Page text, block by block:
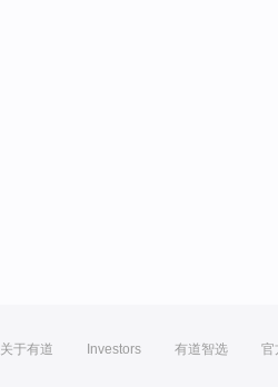
关于有道 Investors 有道智选 官